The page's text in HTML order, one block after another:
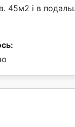
45м2 і в